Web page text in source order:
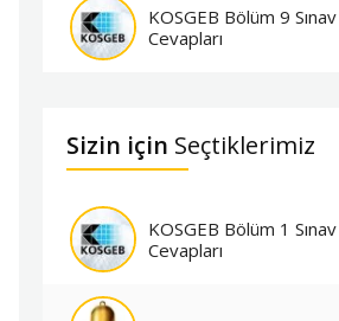
KOSGEB Bölüm 9
Cevapları
Sizin için Seçtiklerimiz
KOSGEB Bölüm 1
Cevapları